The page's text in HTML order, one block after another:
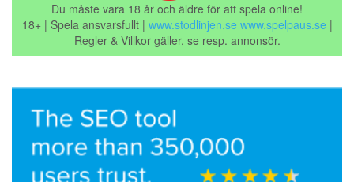
Du måste vara 18 år och äldre för att spela online!
18+ | Spela ansvarsfullt | www.stodlinjen.se www.spelpaus.se |
Regler & Villkor gäller, se resp. annonsör.